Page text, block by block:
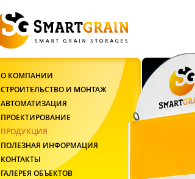
О КОМПАНИИ
СТРОИТЕЛЬСТВО И МОНТАЖ
АВТОМАТИЗАЦИЯ
ПРОЕКТИРОВАНИЕ
ПРОДУКЦИЯ
ПОЛЕЗНАЯ ИНФОРМАЦИЯ
КОНТАКТЫ
ГАЛЕРЕЯ ОБЪЕКТОВ